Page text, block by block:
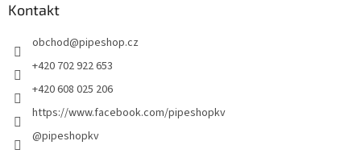
Kontakt
obchod@pipeshop.cz
+420 702 922 653
+420 608 025 206
https://www.facebook.com/pipeshopkv
@pipeshopkv